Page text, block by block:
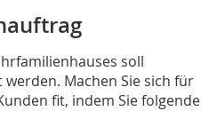
soll
Machen Sie sich für
fit, indem Sie folgende